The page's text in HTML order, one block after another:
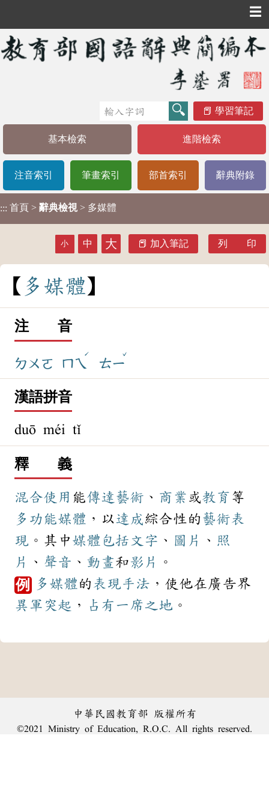
☰
學習筆記
基本檢索 進階檢索
注音索引 筆畫索引 部首索引 辭典附錄
::: 首頁 > 辭典檢視 > 多媒體
小 中 大 加入筆記 列 印
多 媒體
注 音
ㄉㄨㄛ ㄇㄟ
ˊ
ㄊㄧ
ˇ
漢語拼音
duō méi tǐ
釋 義
混合使用 能傳達 藝術 、 商業 或教育 等
多功能媒體 ，以達成綜合性的 藝術表
現 。其中 媒體 包括 文字 、 圖片 、 照
片
、 聲音 、 動畫和影片 。
例 多媒體 的 表現手法 ，使他在廣告界
異軍突起 ， 占有 一席之地 。
中華民國教育部 版權所有
©2021 Ministry of Education, R.O.C. All rights reserved.